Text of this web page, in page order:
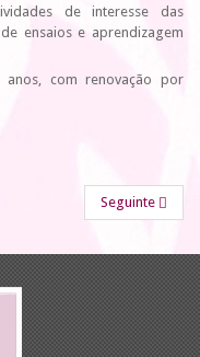
de interesse das
ensaios e aprendizagem
com renovação por
Seguinte